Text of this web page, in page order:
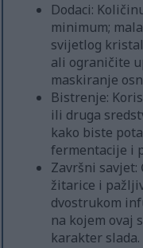
Dodaci:
minimum;
svijetlog
ali ograničite
maskiranje
Bistrenje:
ili druga
kako biste
fermentacije i
Završni
žitarice i
dvostrukom
na kojem ovaj
karakter slada.